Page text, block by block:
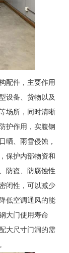
配件，主要作用
设备、货物以及
场所，同时清晰
护作用，实腹钢
晒、雨雪侵蚀，
保护内部物资和
防盗、防腐蚀性
闭性，可以减少
低空调通风的能
大门使用寿命
大尺寸门洞的需